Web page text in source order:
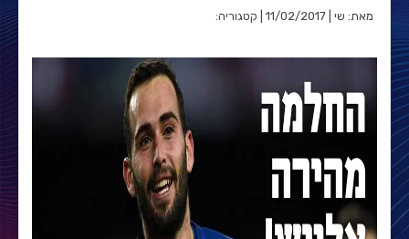
מאת: שי | 11/02/2017 | קטגוריה: